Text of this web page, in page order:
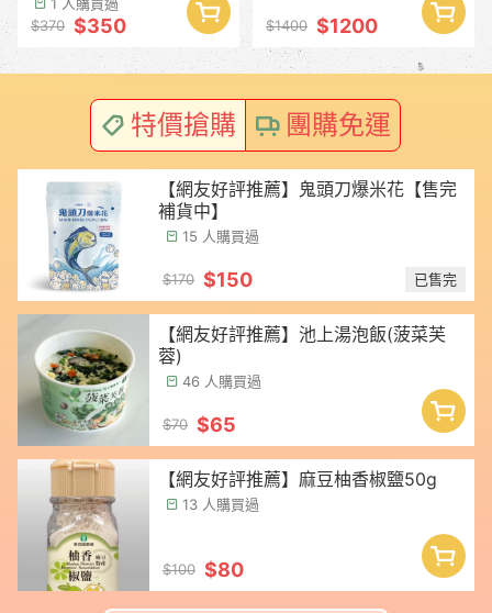
$370 $350 $1400 $1200
特價搶購
【網友好評推薦】鬼頭刀爆米花【售完
補貨中】
15 人購買過
$170 $150 已售完
【網友好評推薦】池上湯泡飯(菠菜芙
蓉)
46 人購買過
$70 $65
【網友好評推薦】麻豆柚香椒鹽50g
13 人購買過
$100 $80
團購免運